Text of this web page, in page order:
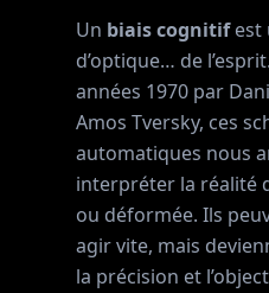
Un biais cognitifest
d’optique… de
années 1970 par
Amos Tversky, ces
automatiques nous
interpréter la réalité
ou déformée. Ils
agir vite, mais
la précision et